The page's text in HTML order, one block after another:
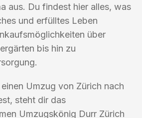
aus. Du findest hier alles, was
und erfülltes Leben
über
bis hin zu
Umzug von Zürich nach
steht dir das
Umzugskönig Durr Zürich